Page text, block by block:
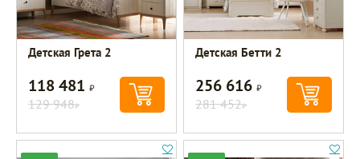
Детская Грета 2
118 481Р
129 948Р
Детская Бетти 2
256 616Р
281 452Р